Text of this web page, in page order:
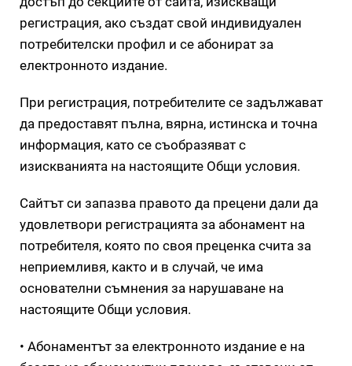
регистрация, ако създат свой индивидуален
потребителски профил и се абонират за
електронното издание.
При регистрация, потребителите се задължават
да предоставят пълна, вярна, истинска и точна
информация, като се съобразяват с
изискванията на настоящите Общи условия.
Сайтът си запазва правото да прецени дали да
удовлетвори регистрацията за абонамент на
потребителя, която по своя преценка счита за
неприемливя, както и в случай, че има
основателни съмнения за нарушаване на
настоящите Общи условия.
• Абонаментът за електронното издание е на